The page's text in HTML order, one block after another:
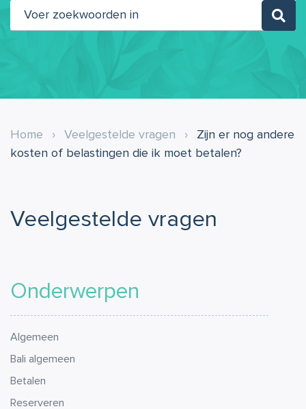
Home › Veelgestelde vragen ›
Zijn er nog andere
kosten of belastingen die ik moet betalen?
Veelgestelde vragen
Onderwerpen
Algemeen
Bali algemeen
Betalen
Reserveren